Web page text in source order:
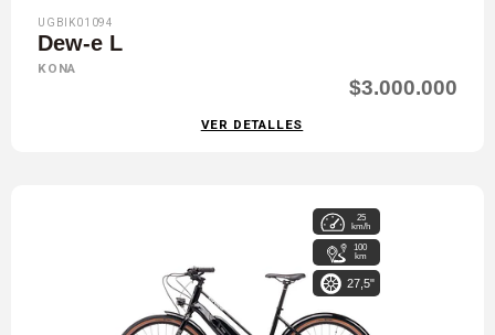
UGBIK01094
Dew-e L
KONA
$3.000.000
VER DETALLES
25
km/h
100
km
27,5"